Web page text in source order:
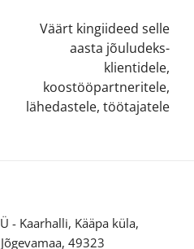
Väärt kingiideed selle
aasta jõuludeks-
klientidele,
koostööpartneritele,
lähedastele, töötajatele
- Kaarhalli, Kääpa küla,
49323